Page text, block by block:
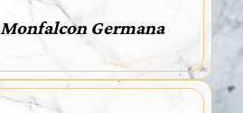
Monfalcon Germana